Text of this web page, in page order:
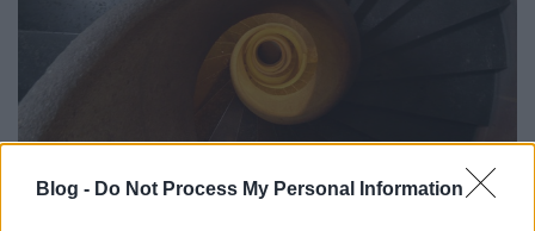
Blog - Do Not Process My Personal Information